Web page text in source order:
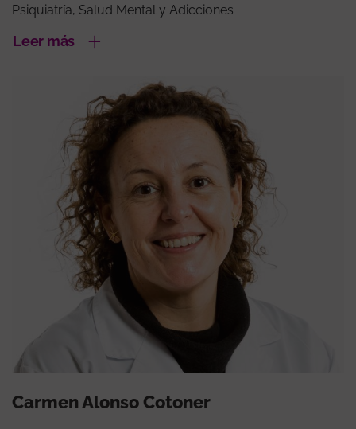
Psiquiatría, Salud Mental y Adicciones
Leer más
Carmen Alonso Cotoner